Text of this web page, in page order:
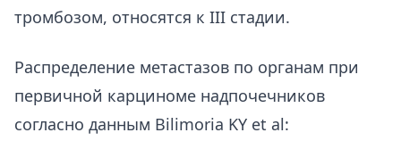
тромбозом, относятся к III стадии.
Распределение метастазов по органам при
первичной карциноме надпочечников
согласно данным Bilimoria KY et al: